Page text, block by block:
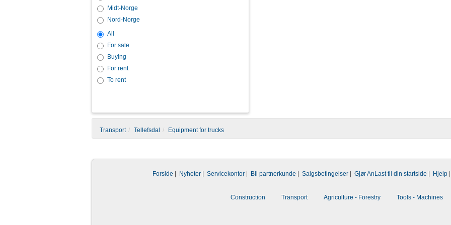
Midt-Norge
Nord-Norge
All
For sale
Buying
For rent
To rent
Transport Tellefsdal Equipment for trucks
Forside | Nyheter| Servicekontor| Bli partnerkunde | Salgsbetingelser| Gjør AnLast til din startside | Hjelp|
Construction Transport Agriculture - Forestry Tools - Machines